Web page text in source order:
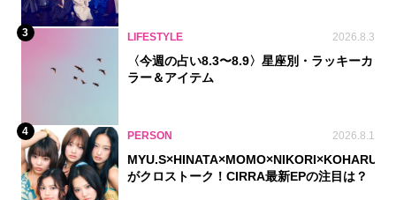
3 LIFESTYLE 2026.8.3
〈今週の占い8.3〜8.9〉星座別・ラッキーカ
ラー＆アイテム
4 PERSON 2026.8.1
MYU.S×HINATA×MOMO×NIKORI×KOHARU
がクロストーク！CIRRA最新EPの注目は？